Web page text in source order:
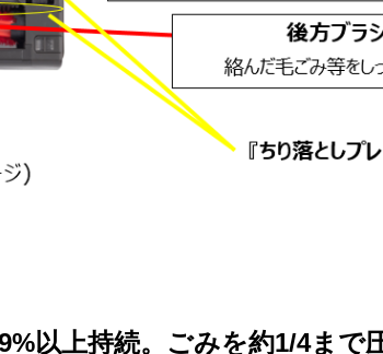
以上持続。ごみを約1/4ま